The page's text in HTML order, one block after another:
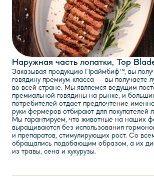
Наружная часть лопатки, Top
Заказывая продукцию Праймбиф™, вы
говядину премиум-класса — вы получаете
во всей стране. Мы являемся ведущим
премиальной говядины на рынке, и
потребителей отдает предпочтение
руки фермеров отбирают для покупателей
Мы гарантируем, что животные на наших
выращиваются без использования
и препаратов, стимулирующих рост. Со
обращались подобающим образом, а их
из травы, сена и кукурузы.